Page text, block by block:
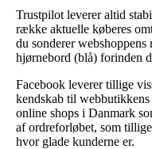
Trustpilot leverer altid
række aktuelle køberes
du sonderer
hjørnebord (blå) forinden
Facebook leverer tillige
kendskab til
online shops i Danmark
af ordreforløbet, som
hvor glade kunderne er.